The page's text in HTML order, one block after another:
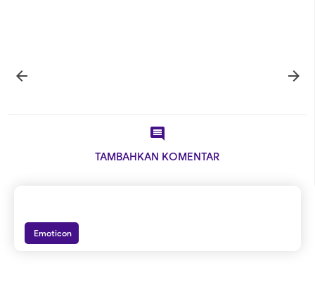
 

TAMBAHKAN KOMENTAR
Emoticon